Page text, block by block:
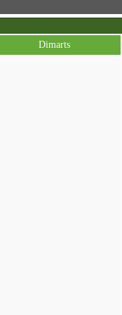
Dimarts